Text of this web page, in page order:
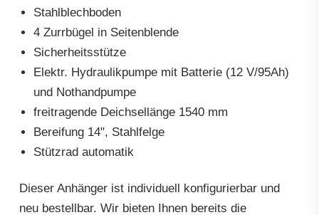
Stahlblechboden
4 Zurrbügel in Seitenblende
Sicherheitsstütze
Elektr. Hydraulikpumpe mit Batterie (12 V/95Ah)
und Nothandpumpe
freitragende Deichsellänge 1540 mm
Bereifung 14", Stahlfelge
Stützrad automatik
Dieser Anhänger ist individuell konfigurierbar und
neu bestellbar. Wir bieten Ihnen bereits die